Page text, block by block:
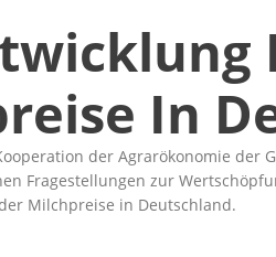
In
der Agrarökonomie der
Fragestellungen zur
Milchpreise in Deutschland.